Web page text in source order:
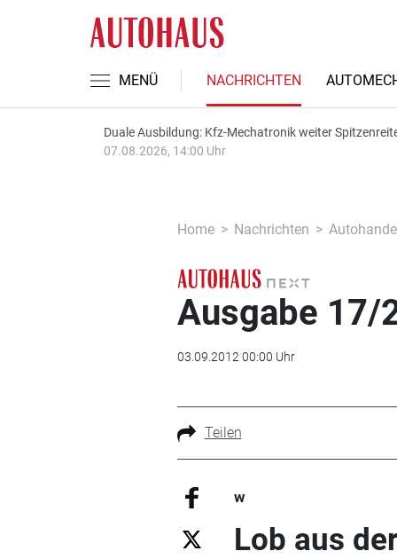
MENÜ NACHRICHTEN
Duale Ausbildung: Kfz-Mechatronik weiter
07.08.2026, 14:00 Uhr
Home Nachrichten
Ausgabe 17/
03.09.2012 00:00 Uhr
Teilen
w
Lob aus